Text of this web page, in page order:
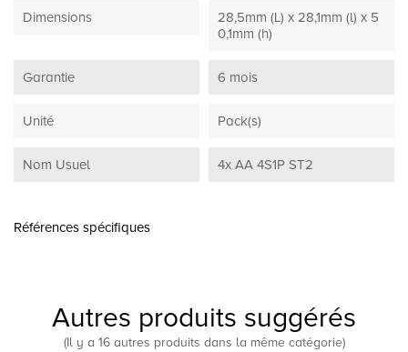
Dimensions
28,5mm (L) x 28,1mm (l) x 5
0,1mm (h)
Garantie 6 mois
Unité Pack(s)
Nom Usuel 4x AA 4S1P ST2
Références spécifiques
Autres produits suggérés
(Il y a 16 autres produits dans la même catégorie)